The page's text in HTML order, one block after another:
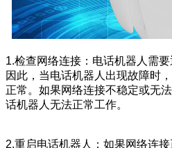
1.检查网络连接：电话机器人需
因此，当电话机器人出现故障时
正常。如果网络连接不稳定或无
话机器人无法正常工作。
2.重启电话机器人：如果网络连